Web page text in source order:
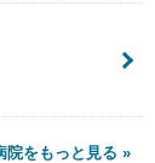
院をもっと見る »